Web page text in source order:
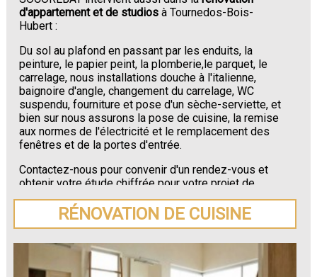
d'appartement et de studios à Tournedos-Bois-
Hubert :
Du sol au plafond en passant par les enduits, la
peinture, le papier peint, la plomberie,le parquet, le
carrelage, nous installations douche à l'italienne,
baignoire d'angle, changement du carrelage, WC
suspendu, fourniture et pose d'un sèche-serviette, et
bien sur nous assurons la pose de cuisine, la remise
aux normes de l'électricité et le remplacement des
fenêtres et de la portes d'entrée.
Contactez-nous pour convenir d'un rendez-vous et
obtenir votre étude chiffrée pour votre projet de
rénovation de maison ou d'appartement près de
Tournedos-Bois-Hubert.
RÉNOVATION DE CUISINE